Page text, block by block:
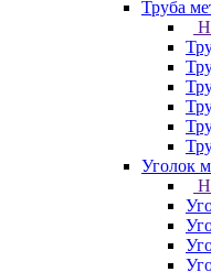
Труба
Уголок